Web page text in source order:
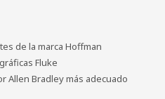
de la marca Hoffman
Fluke
Allen Bradley más adecuado